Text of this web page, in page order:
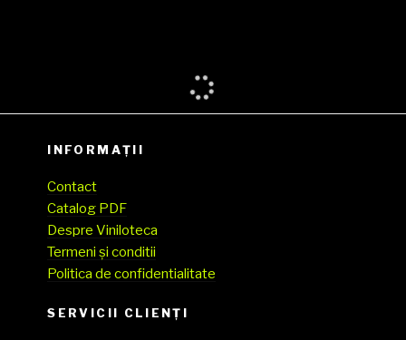
INFORMAȚII
Contact
Catalog PDF
Despre Viniloteca
Termeni și conditii
Politica de confidentialitate
SERVICII CLIENŢI